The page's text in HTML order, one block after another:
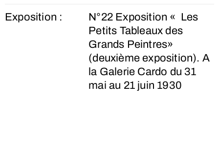
Exposition :
N°22 Exposition « Les
Petits Tableaux des
Grands Peintres»
(deuxième exposition). A
la Galerie Cardo du 31
mai au 21 juin 1930